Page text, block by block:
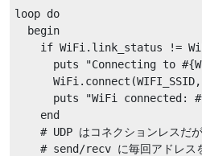
loop do
  begin
if WiFi.link_status !=
puts "Connecting to
puts "WiFi connected:
    end
# UDP はコネクションレスだ
# send/recv に毎回アドレス